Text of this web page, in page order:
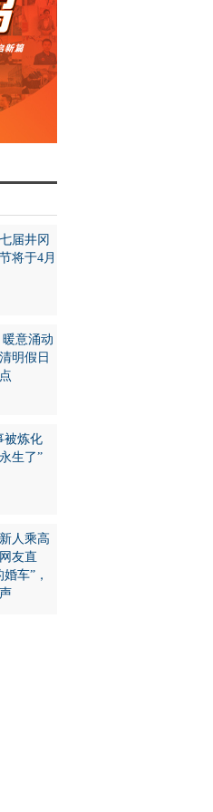
届井冈
将于4月
意涌动
明假日
被炼化
生了”
人乘高
友直
车”，